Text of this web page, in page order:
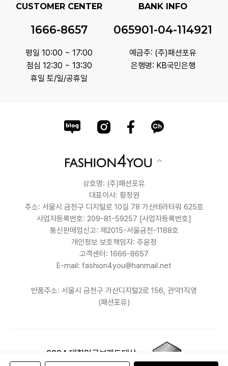
CUSTOMER CENTER
1666-8657
평일 10:00 ~ 17:00
점심 12:30 ~ 13:30
휴일 토/일/공휴일
BANK INFO
065901-04-114921
예금주: (주)패션포유
은행명: KB국민은행
상호명: (주)패션포유
대표이사: 황정원
주소: 서울시 금천구 디지털로 10길 78 가산테라타워 625호
사업자등록번호: 209-81-59257 [사업자등록번호]
통신판매업신고: 제2015-서울금천-1188호
개인정보 보호책임자: 주윤정
고객센터: 1666-8657
E-mail: fashion4you@hanmail.net
반품주소: 서울시 금천구 가산디지털2로 156, 관악1직영
(패션포유)